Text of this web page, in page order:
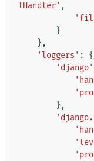
lHandler' ,
}
},
'loggers' :
{
'django'
},